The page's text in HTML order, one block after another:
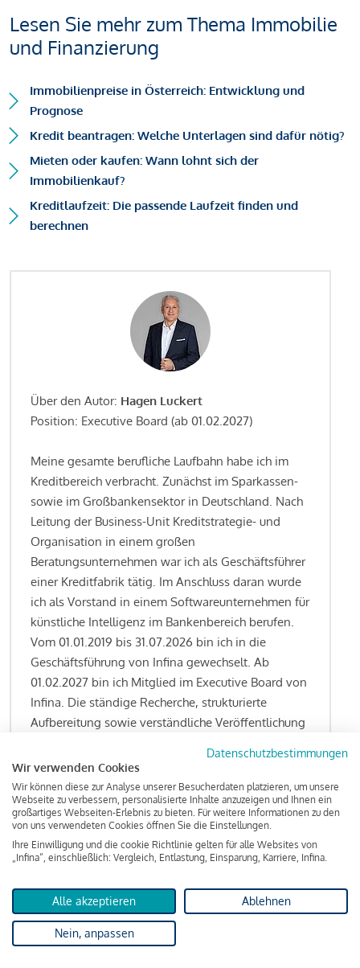
Lesen Sie mehr zum Thema Immobilie
und Finanzierung
Immobilienpreise in Österreich: Entwicklung und
Prognose
Kredit beantragen: Welche Unterlagen sind dafür nötig?
Mieten oder kaufen: Wann lohnt sich der
Immobilienkauf?
Kreditlaufzeit: Die passende Laufzeit finden und
berechnen
Über den Autor: Hagen Luckert
Position: Executive Board (ab 01.02.2027)
Meine gesamte berufliche Laufbahn habe ich im
Kreditbereich verbracht. Zunächst im Sparkassen-
sowie im Großbankensektor in Deutschland. Nach
Leitung der Business-Unit Kreditstrategie- und
Organisation in einem großen
Beratungsunternehmen war ich als Geschäftsführer
einer Kreditfabrik tätig. Im Anschluss daran wurde
ich als Vorstand in einem Softwareunternehmen für
künstliche Intelligenz im Bankenbereich berufen.
Vom 01.01.2019 bis 31.07.2026 bin ich in die
Geschäftsführung von Infina gewechselt. Ab
01.02.2027 bin ich Mitglied im Executive Board von
Infina. Die ständige Recherche, strukturierte
Aufbereitung sowie verständliche Veröffentlichung
Kreditgeschäft gehören zu den wesentlichen
Schwerpunktsetzungen meiner Funktion.
Lesen Sie meine Finanzierungs-Tipps
KreditindexDas Wohnkredit Barometer
Datenschutzbestimmungen
Wir verwenden Cookies
Wir können diese zur Analyse unserer Besucherdaten platzieren, um unsere
Webseite zu verbessern, personalisierte Inhalte anzuzeigen und Ihnen ein
großartiges Webseiten-Erlebnis zu bieten. Für weitere Informationen zu den
von uns verwendeten Cookies öffnen Sie die Einstellungen.
Ihre Einwilligung und die cookie Richtlinie gelten für alle Websites von
„Infina“, einschließlich: Vergleich, Entlastung, Einsparung, Karriere, Infina.
Alle akzeptieren Ablehnen
Nein, anpassen